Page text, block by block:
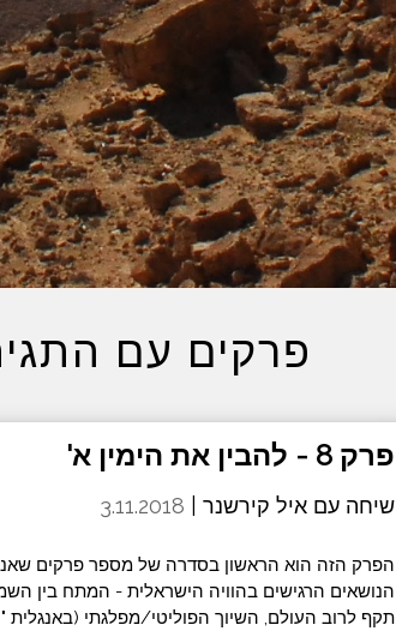
פרקים עם
פרק 8 - להבין את הימין א'
שיחה עם איל קירשנר | 3.11.2018
הפרק הזה הוא הראשון בסדרה של מספר פרקים
הנושאים הרגישים בהוויה הישראלית - המתח בין